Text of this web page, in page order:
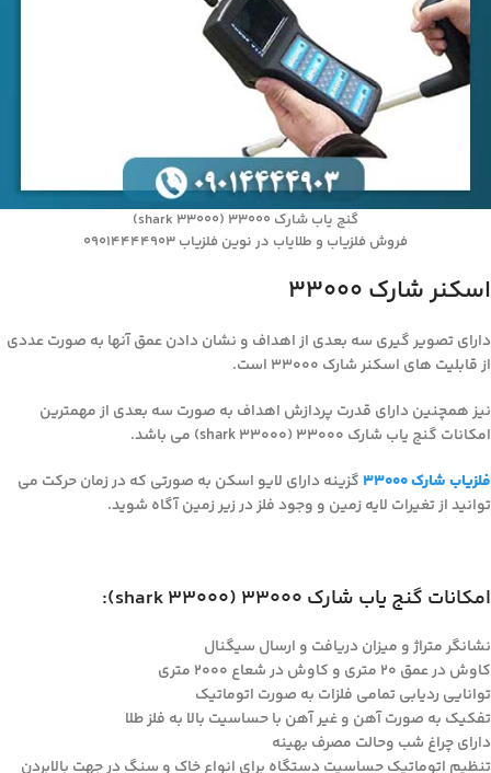
گنج یاب شارک ۳۳۰۰۰ (shark 33000)
فروش فلزیاب و طلایاب در نوین فلزیاب 09014444903
اسکنر شارک ۳۳۰۰۰
دارای تصویر گیری سه بعدی از اهداف و نشان دادن عمق آنها به صورت عددی
از قابلیت های اسکنر شارک ۳۳۰۰۰ است.
نیز همچنین دارای قدرت پردازش اهداف به صورت سه بعدی از مهمترین
امکانات گنج یاب شارک ۳۳۰۰۰ (shark 33000) می باشد.
فلزیاب شارک 33000
گزینه دارای لایو اسکن به صورتی که در زمان حرکت می
توانید از تغیرات لایه زمین و وجود فلز در زیر زمین آگاه شوید.
امکانات گنج یاب شارک ۳۳۰۰۰ (shark 33000):
نشانگر متراژ و میزان دریافت و ارسال سیگنال
کاوش در عمق ۲۰ متری و کاوش در شعاع ۲۰۰۰ متری
توانایی ردیابی تمامی فلزات به صورت اتوماتیک
تفکیک به صورت آهن و غیر آهن با حساسیت بالا به فلز طلا
دارای چراغ شب وحالت مصرف بهینه
تنظیم اتوماتیک حساسیت دستگاه برای انواع خاک و سنگ در جهت بالابردن